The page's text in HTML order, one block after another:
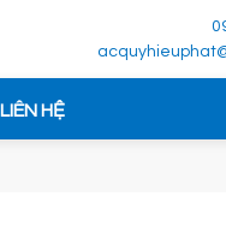
LIÊN HỆ